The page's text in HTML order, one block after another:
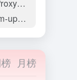
爆单！
配图）
月榜